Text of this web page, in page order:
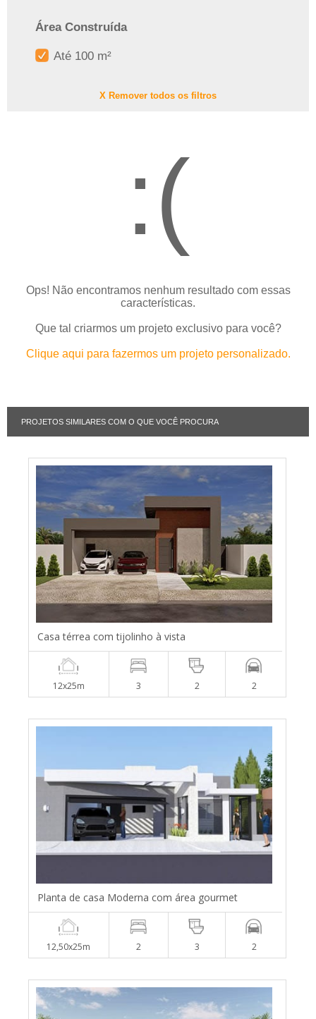
Área Construída
Até 100 m²
X Remover todos os filtros
:(
Ops! Não encontramos nenhum resultado com essas
características.
Que tal criarmos um projeto exclusivo para você?
Clique aqui para fazermos um projeto personalizado.
PROJETOS SIMILARES COM O QUE VOCÊ PROCURA
Casa térrea com tijolinho à vista
12x25m 3 2 2
Planta de casa Moderna com área gourmet
12,50x25m 2 3 2